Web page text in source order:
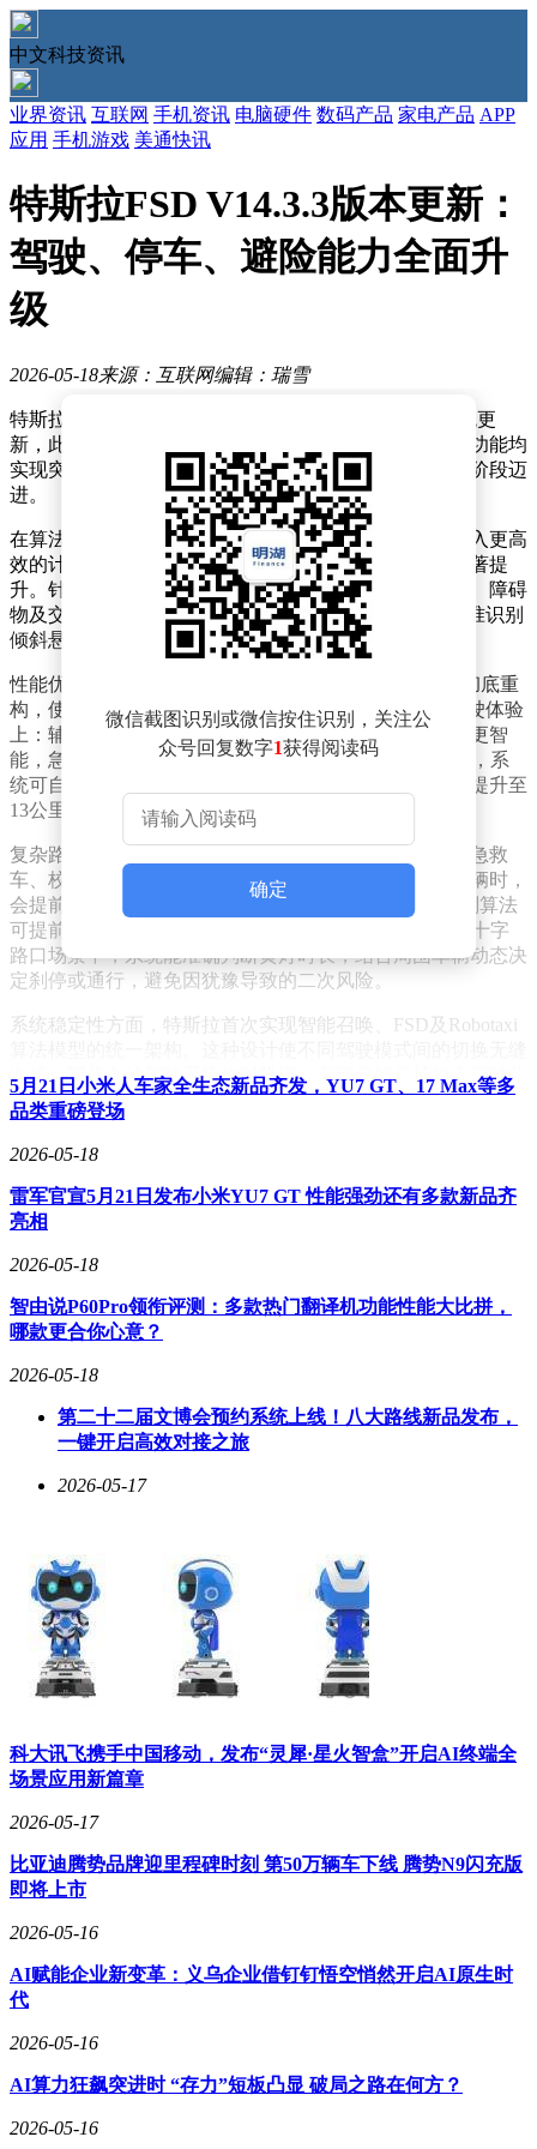
中文科技资讯
业界资讯 互联网 手机资讯 电脑硬件 数码产品 家电产品 APP
应用 手机游戏 美通快讯
特斯拉FSD V14.3.3版本更新：
驾驶、停车、避险能力全面升
级
2026-05-18来源：互联网编辑：瑞雪
特斯拉近日向海外用户正式推送了FSD V14.3.3版本系统更
新，此次升级覆盖自动驾驶全场景，从底层架构到具体功能均
实现突破性优化，标志着特斯拉自动驾驶技术向更成熟阶段迈
进。
在算法层面，新版本重构了神经网络训练框架，通过引入更高
效的计算模型，使车辆在极端天气下的环境感知能力显著提
升。针对大雾、暗光等低能见度场景，系统对道路边界、障碍
物及交通标识的识别准确率提高30%，尤其在夜间可精准识别
倾斜悬挂的树枝、施工路障等非常规障碍物。
性能优化方面，特斯拉采用MLIR技术对AI编译器进行彻底重
构，使系统响应速度提升20%。这一改进直接体现在驾驶体验
上：辅助驾驶状态下车辆变道更加平顺，跟车距离保持更智
能，急加速/减速现象减少85%。停车功能迎来重大升级，系
统可自动识别并标注可用车位，智能召唤功能最高时速提升至
13公里，在狭窄车位中的操作精度达到厘米级。
复杂路况处理能力是本次更新的核心亮点。系统新增对急救
车、校车等特种车辆的专项识别模块，当检测到这类车辆时，
会提前300米启动避让策略。面对突然窜出的动物，预判算法
可提前1.5秒触发减速，较旧版本反应时间缩短40%。在十字
路口场景中，系统能准确判断黄灯时长，结合周围车辆动态决
定刹停或通行，避免因犹豫导致的二次风险。
系统稳定性方面，特斯拉首次实现智能召唤、FSD及Robotaxi
衔接，即使自动驾驶系统临时降级，车辆仍能保持稳定行驶状
态直至恢复。新增的"接管原因反馈"功能允许用户选择手动接
管的具体场景，系统将据此优化决策逻辑，形成数据闭环。
时显示单次最长连续自动驾驶距离及历史累计数据。这些数据
不仅帮助用户了解系统可靠性，也为特斯拉的算法训练提供珍
频率降低至每120公里一次，较之前版本提升60%。
微信截图识别或微信按住识别，关注公
众号回复数字1获得阅读码
确定
5月21日小米人车家全生态新品齐发，YU7 GT、17 Max等多
品类重磅登场
2026-05-18
雷军官宣5月21日发布小米YU7 GT 性能强劲还有多款新品齐
亮相
2026-05-18
智由说P60Pro领衔评测：多款热门翻译机功能性能大比拼，
哪款更合你心意？
2026-05-18
第二十二届文博会预约系统上线！八大路线新品发布，
一键开启高效对接之旅
2026-05-17
科大讯飞携手中国移动，发布“灵犀·星火智盒”开启AI终端全
场景应用新篇章
2026-05-17
比亚迪腾势品牌迎里程碑时刻 第50万辆车下线 腾势N9闪充版
即将上市
2026-05-16
AI赋能企业新变革：义乌企业借钉钉悟空悄然开启AI原生时
代
2026-05-16
AI算力狂飙突进时 “存力”短板凸显 破局之路在何方？
2026-05-16